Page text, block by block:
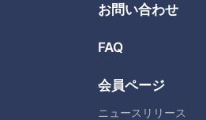
お問い合わせ
FAQ
会員ページ
ニュースリリース